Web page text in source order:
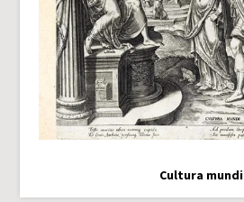
Cultura mundi